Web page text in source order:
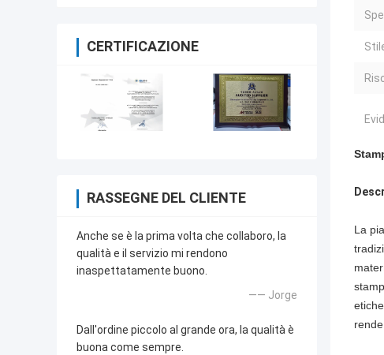
CERTIFICAZIONE
RASSEGNE DEL CLIENTE
Anche se è la prima volta che collaboro, la
qualità e il servizio mi rendono
inaspettatamente buono.
—— Jorge
Dall'ordine piccolo al grande ora, la qualità è
buona come sempre.
La